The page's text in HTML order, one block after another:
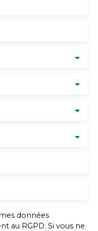
données
au RGPD. Si vous ne